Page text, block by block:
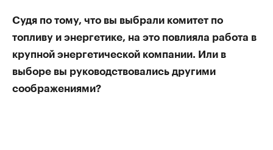
Судя по тому, что вы выбрали комитет по
топливу и энергетике, на это повлияла работа в
крупной энергетической компании. Или в
выборе вы руководствовались другими
соображениями?